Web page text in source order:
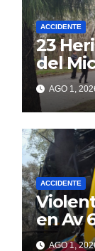
ACCIDENTE
23
del
AGO 1,
ACCIDENTE
en Av
AGO 1,